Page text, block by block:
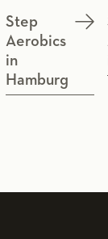
Step
Aerobics
in
Hamburg